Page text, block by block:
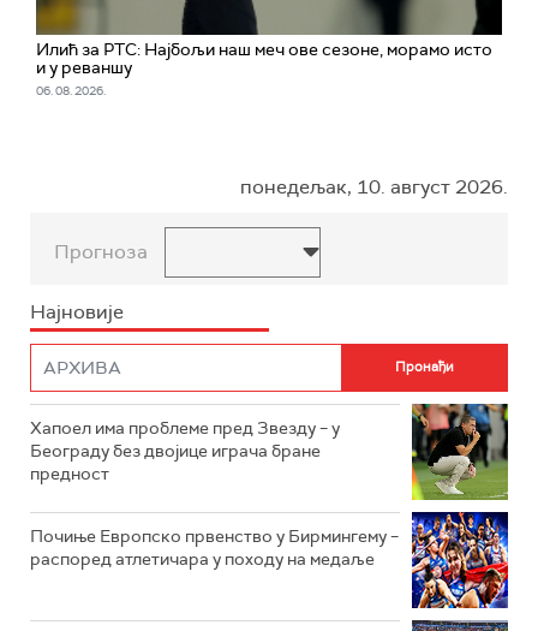
Илић за РТС: Најбољи наш меч ове сезоне, морамо исто
и у реваншу
06. 08. 2026.
понедељак, 10. август 2026.
Прогноза
Најновије
Хапоел има проблеме пред Звезду – у
Београду без двојице играча бране
предност
Почиње Европско првенство у Бирмингему –
распоред атлетичара у походу на медаље